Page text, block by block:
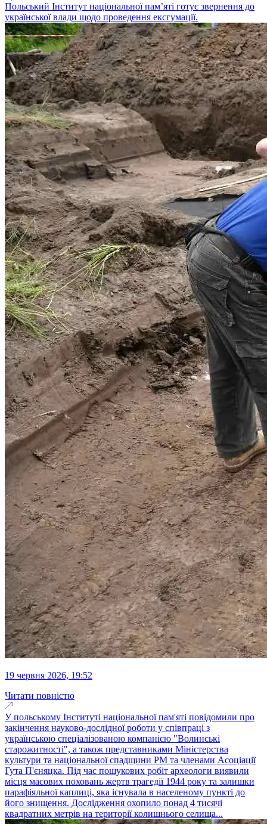
Польський Інститут національної пам’яті готує звернення до
української влади щодо проведення ексгумації.
19 червня 2026, 19:52
Читати повністю
У польському Інституті національної пам'яті повідомили про
закінчення науково-дослідної роботи у співпраці з
українською спеціалізованою компанією "Волинські
старожитності", а також представниками Міністерства
культури та національної спадщини РМ та членами Асоціації
Гута П'єняцка. Під час пошукових робіт археологи виявили
місця масових поховань жертв трагедії 1944 року та залишки
парафіяльної каплиці, яка існувала в населеному пункті до
його знищення. Дослідження охопило понад 4 тисячі
квадратних метрів на території колишнього селища...